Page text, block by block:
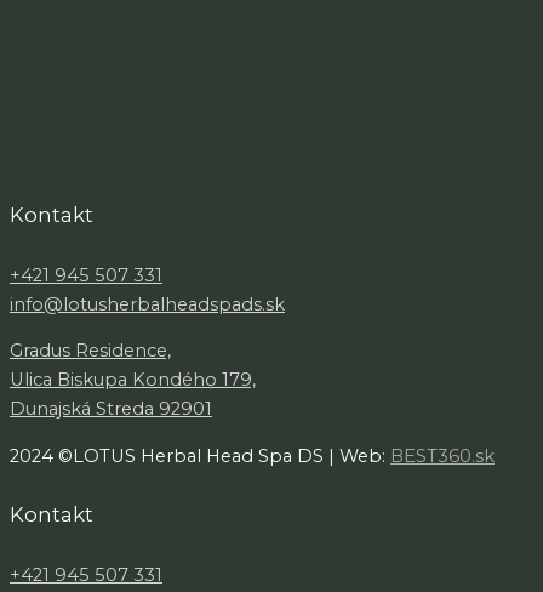
Kontakt
+421 945 507 331
info@lotusherbalheadspads.sk
Gradus Residence,
Ulica Biskupa Kondého 179,
Dunajská Streda 92901
2024 ©LOTUS Herbal Head Spa DS | Web: BEST360.sk
Kontakt
+421 945 507 331